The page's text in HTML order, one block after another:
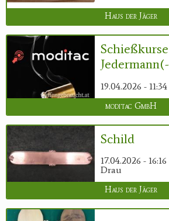
Haus der Jäger
19.04.2026 - 11:34
moditac GmbH
Schild
17.04.2026 - 16:16
Drau
Haus der Jäger